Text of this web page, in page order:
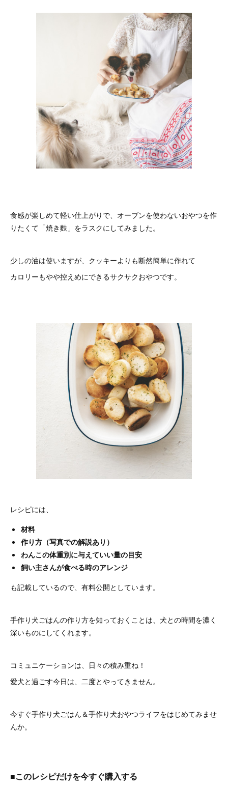
食感が楽しめて軽い仕上がりで、オーブンを使わないおやつを作
りたくて「焼き麩」をラスクにしてみました。
少しの油は使いますが、クッキーよりも断然簡単に作れて
カロリーもやや控えめにできるサクサクおやつです。
レシピには、
材料
作り方（写真での解説あり）
わんこの体重別に与えていい量の目安
飼い主さんが食べる時のアレンジ
も記載しているので、有料公開としています。
手作り犬ごはんの作り方を知っておくことは、犬との時間を濃く
深いものにしてくれます。
コミュニケーションは、日々の積み重ね！
愛犬と過ごす今日は、二度とやってきません。
今すぐ手作り犬ごはん＆手作り犬おやつライフをはじめてみませ
んか。
■このレシピだけを今すぐ購入する